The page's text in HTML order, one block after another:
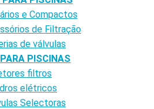
e Compactos
de Filtração
de válvulas
PISCINAS
filtros
elétricos
Selectoras